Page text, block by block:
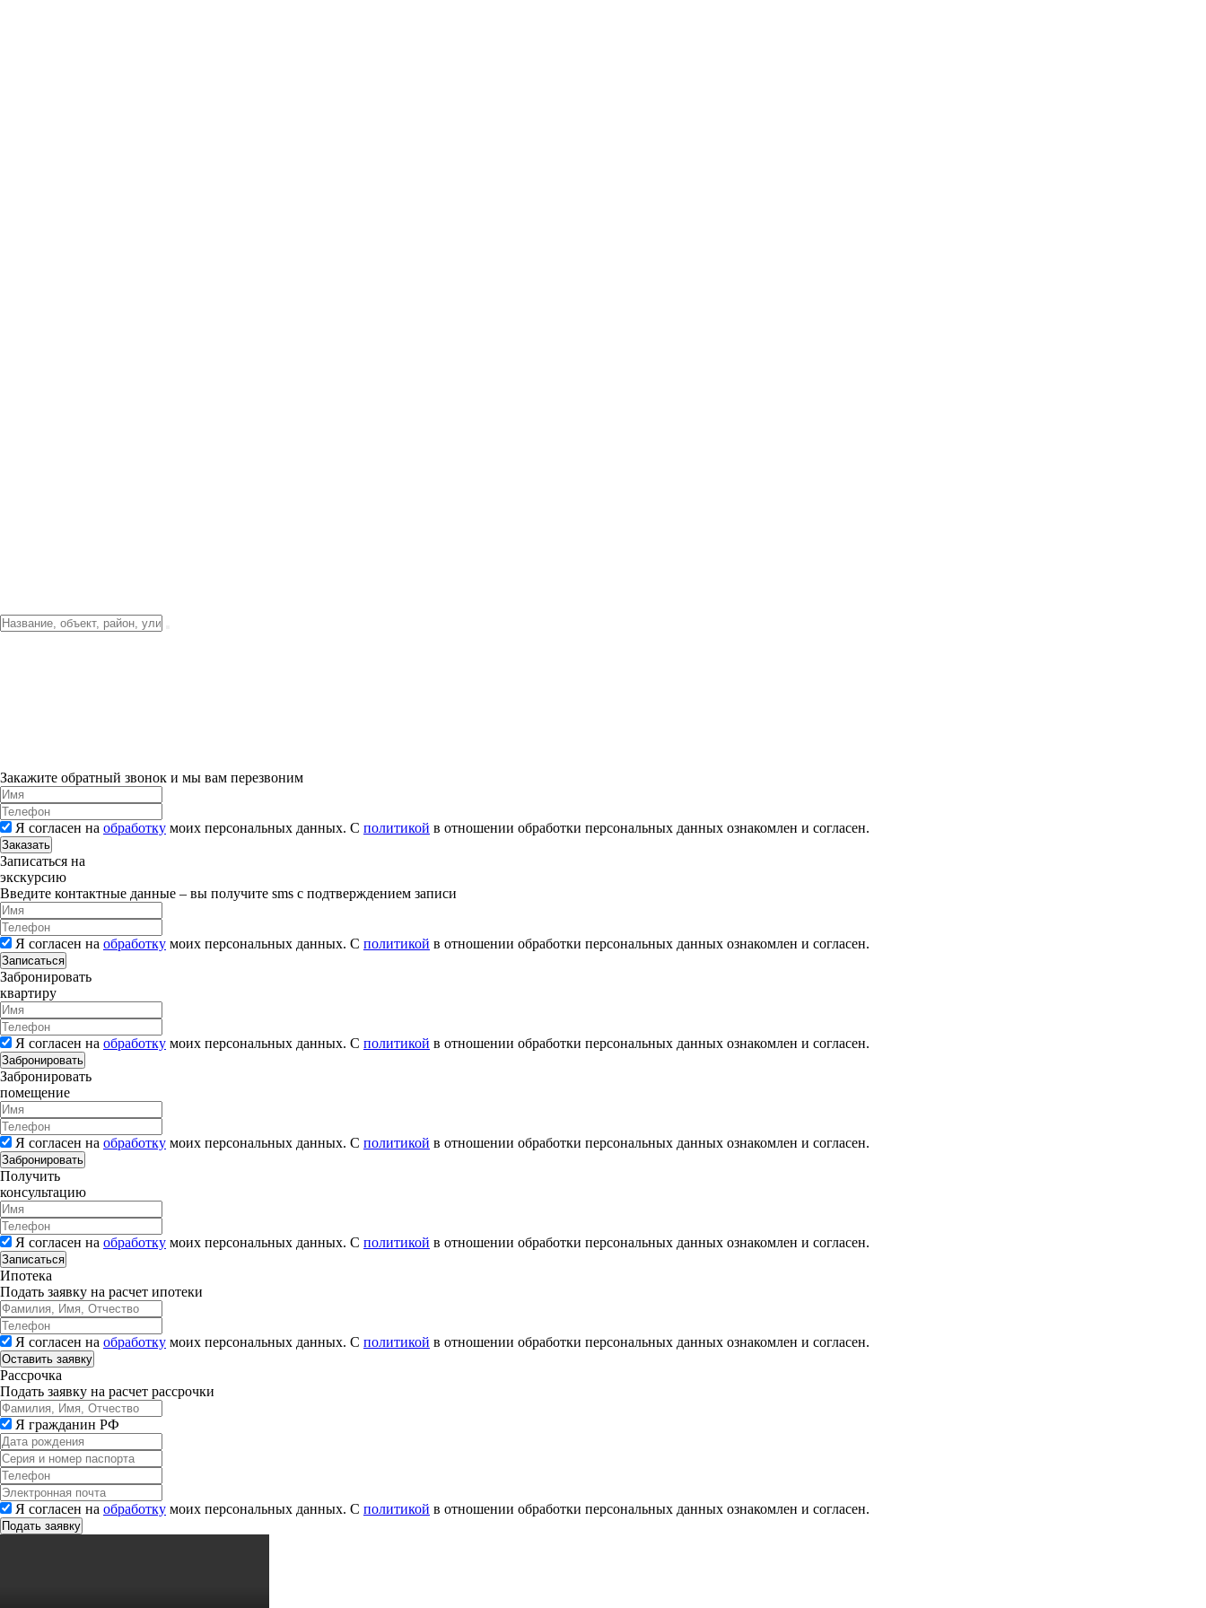
Закажите обратный звонок и мы вам перезвоним
Я согласен на обработку моих персональных данных. С политикой в отношении обработки персональных данных ознакомлен и согласен.
Заказать
Записаться на
экскурсию
Введите контактные данные – вы получите sms с подтверждением записи
Я согласен на обработку моих персональных данных. С политикой в отношении обработки персональных данных ознакомлен и согласен.
Записаться
Забронировать
квартиру
Я согласен на обработку моих персональных данных. С политикой в отношении обработки персональных данных ознакомлен и согласен.
Забронировать
Забронировать
помещение
Я согласен на обработку моих персональных данных. С политикой в отношении обработки персональных данных ознакомлен и согласен.
Забронировать
Получить
консультацию
Я согласен на обработку моих персональных данных. С политикой в отношении обработки персональных данных ознакомлен и согласен.
Записаться
Ипотека
Подать заявку на расчет ипотеки
Я согласен на обработку моих персональных данных. С политикой в отношении обработки персональных данных ознакомлен и согласен.
Рассрочка
Подать заявку на расчет рассрочки
Я гражданин РФ
Я согласен на обработку моих персональных данных. С политикой в отношении обработки персональных данных ознакомлен и согласен.